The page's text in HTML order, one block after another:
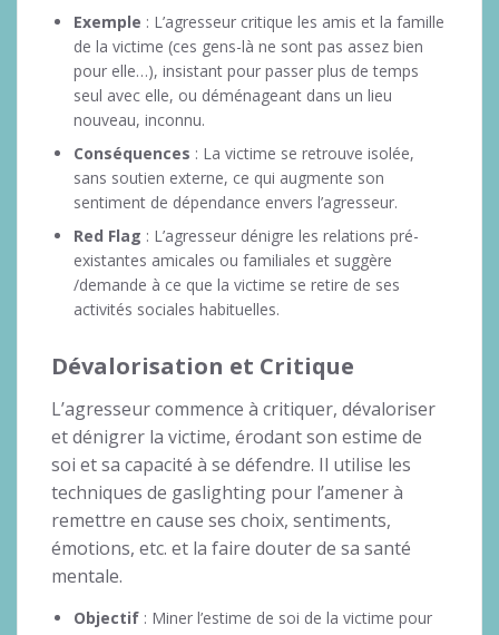
Exemple : L’agresseur critique les amis et la famille
de la victime (ces gens-là ne sont pas assez bien
pour elle…), insistant pour passer plus de temps
seul avec elle, ou déménageant dans un lieu
nouveau, inconnu.
Conséquences : La victime se retrouve isolée,
sans soutien externe, ce qui augmente son
sentiment de dépendance envers l’agresseur.
Red Flag : L’agresseur dénigre les relations pré-
existantes amicales ou familiales et suggère
/demande à ce que la victime se retire de ses
activités sociales habituelles.
Dévalorisation et Critique
L’agresseur commence à critiquer, dévaloriser
et dénigrer la victime, érodant son estime de
soi et sa capacité à se défendre. Il utilise les
techniques de gaslighting pour l’amener à
remettre en cause ses choix, sentiments,
émotions, etc. et la faire douter de sa santé
mentale.
Objectif : Miner l’estime de soi de la victime pour